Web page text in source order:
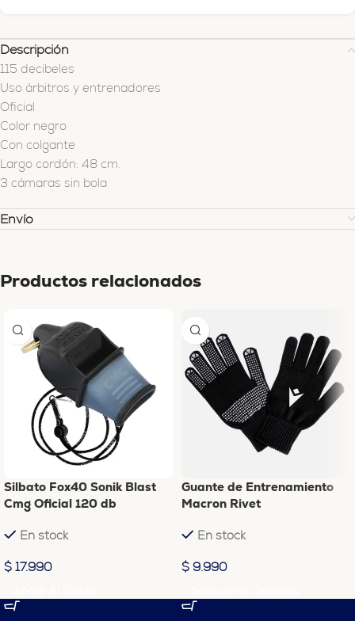
Descripción
115 decibeles
Uso árbitros y entrenadores
Oficial
Color negro
Con colgante
Largo cordón: 48 cm.
3 cámaras sin bola
Envío
Productos relacionados
Silbato Fox40 Sonik Blast
Cmg Oficial 120 db
En stock
$ 17.990
Guante de Entrenamiento
Macron Rivet
En stock
$ 9.990